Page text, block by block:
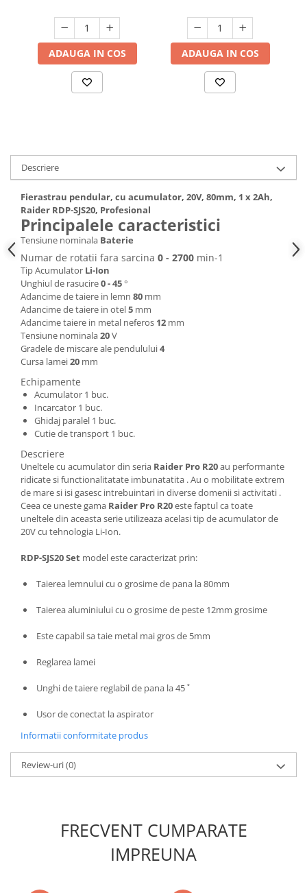
Hota tavan
Hote cupolare
Hote traditionale
Masini de Spalat Rufe & Uscatoare
Accesorii masini de spalat &
uscatoare
Masini automate de spalat rufe
Masini de spalat rufe cu uscator
Masini de spalat rufe verticale
Uscatoare de rufe
Masini de spalat vase
Masini de spalat vase incorporabile
Masini de spalat vase
independente
Pachete Incorporabile
Pirostrii & Arzatoare
Plasa umbrire
Pompe de stropit
Radiatoare
Semanatoare,Plantatoare
Sere
Sobe pe gaz & electrice
Suflante & Aspiratoare
Aspiratoare
Ventilatoare & Sisteme Racire
Aparate de aer conditionat
Zootehnie
Foarfeci tuns oi
Incubatoare oua
ADAUGA IN COS ADAUGA IN COS
Descriere
Fierastrau pendular, cu acumulator, 20V, 80mm, 1 x 2Ah,
Raider RDP-SJS20, Profesional
Principalele caracteristici
Tensiune nominala Baterie
Numar de rotatii fara sarcina 0 - 2700 min-1
Tip Acumulator Li-Ion
Unghiul de rasucire0 - 45 °
Adancime de taiere in lemn 80 mm
Adancime de taiere in otel5 mm
Adancime taiere in metal neferos 12 mm
Tensiune nominala20V
Gradele de miscare ale pendulului4
Cursa lamei20 mm
Echipamente
Acumulator 1 buc.
Incarcator 1 buc.
Ghidaj paralel 1 buc.
Cutie de transport 1 buc.
Descriere
Uneltele cu acumulator din seria Raider Pro R20au performante
ridicate si functionalitatate imbunatatita . Au o mobilitate extrem
de mare si isi gasesc intrebuintari in diverse domenii si activitati .
Ceea ce uneste gama Raider Pro R20este faptul ca toate
uneltele din aceasta serie utilizeaza acelasi tip de acumulator de
20V cu tehnologia Li-Ion.
RDP-SJS20 Set model este caracterizat prin:
Taierea lemnului cu o grosime de pana la 80mm
Taierea aluminiului cu o grosime de peste 12mm grosime
Este capabil sa taie metal mai gros de 5mm
Reglarea lamei
Unghi de taiere reglabil de pana la 45 ˚
Usor de conectat la aspirator
Informatii conformitate produs
Review-uri(0)
FRECVENT CUMPARATE
IMPREUNA